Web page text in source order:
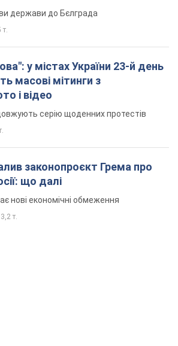
держави до Бєлграда
т.
у містах України 23-й день
масові мітинги з
і відео
серію щоденних протестів
законопроєкт Грема про
що далі
нові економічні обмеження
3,2 т.